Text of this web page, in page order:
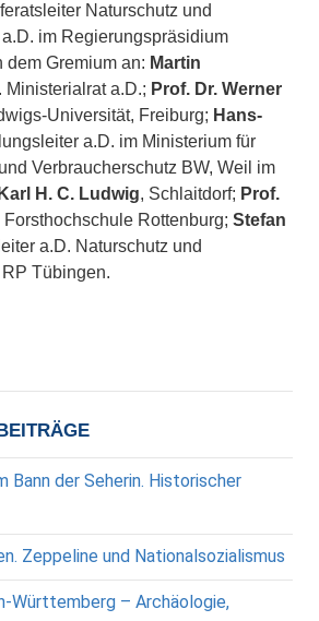
Naturschutz und
im Regierungspräsidium
Gremium an: Martin
Ministerialrat a.D.; Prof. Dr. Werner
Universität, Freiburg; Hans-
a.D. im Ministerium für
Verbraucherschutz BW, Weil im
H. C. Ludwig, Schlaitdorf; Prof.
Forsthochschule Rottenburg; Stefan
a.D. Naturschutz und
Tübingen.
Bann der Seherin. Historischer
Zeppeline und Nationalsozialismus
Württemberg – Archäologie,